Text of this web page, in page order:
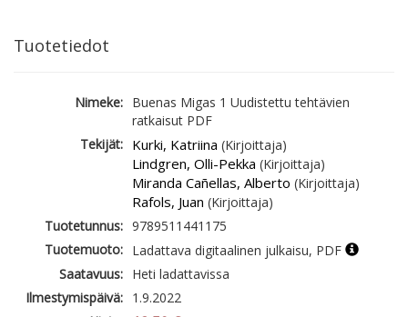
Tuotetiedot
Nimeke: Buenas Migas 1 Uudistettu tehtävien
ratkaisut PDF
Tekijät: Kurki, Katriina (Kirjoittaja)
Lindgren, Olli-Pekka (Kirjoittaja)
Miranda Cañellas, Alberto (Kirjoittaja)
Rafols, Juan (Kirjoittaja)
Tuotetunnus: 9789511441175
Tuotemuoto: Ladattava digitaalinen julkaisu, PDF
Saatavuus: Heti ladattavissa
Ilmestymispäivä: 1.9.2022